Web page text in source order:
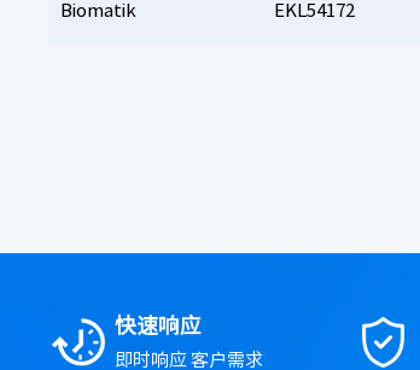
Biomatik EKL54172
快速响应
即时响应 客户需求